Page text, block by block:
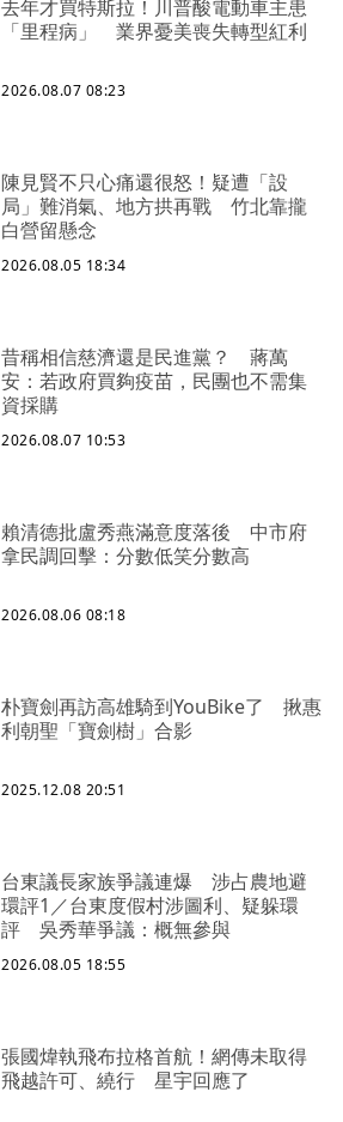
去年才買特斯拉！川普酸電動車主患
「里程病」 業界憂美喪失轉型紅利
2026.08.07 08:23
陳見賢不只心痛還很怒！疑遭「設
局」難消氣、地方拱再戰 竹北靠攏
白營留懸念
2026.08.05 18:34
昔稱相信慈濟還是民進黨？ 蔣萬
安：若政府買夠疫苗，民團也不需集
資採購
2026.08.07 10:53
賴清德批盧秀燕滿意度落後 中市府
拿民調回擊：分數低笑分數高
2026.08.06 08:18
朴寶劍再訪高雄騎到YouBike了 揪惠
利朝聖「寶劍樹」合影
2025.12.08 20:51
台東議長家族爭議連爆 涉占農地避
環評1／台東度假村涉圖利、疑躲環
評 吳秀華爭議：概無參與
2026.08.05 18:55
張國煒執飛布拉格首航！網傳未取得
飛越許可、繞行 星宇回應了